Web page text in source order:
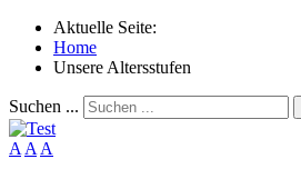
Aktuelle Seite:
Home
Unsere Altersstufen
Suchen ...
A A A